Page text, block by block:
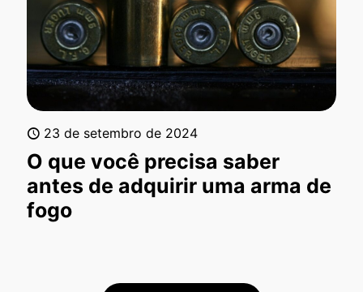
23 de setembro de 2024
O que você precisa saber
antes de adquirir uma arma de
fogo